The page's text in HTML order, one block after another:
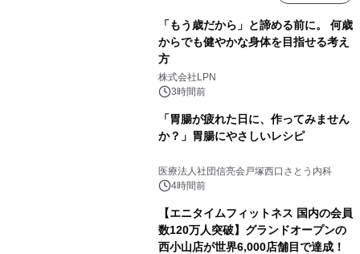
「もう歳だから」と諦める前に。 何歳
からでも健やかな身体を目指せる考え
方
株式会社LPN
3時間前
「胃腸が疲れた日に、作ってみません
か？」胃腸にやさしいレシピ
医療法人社団信亮会戸塚西口さとう内科
4時間前
【エニタイムフィットネス 国内の会員
数120万人突破】グランドオープンの
西小山店が世界6,000店舗目で達成！